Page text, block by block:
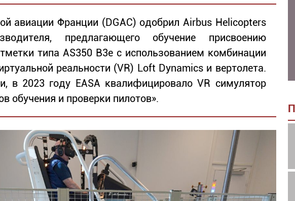
авиации Франции (DGAC) одобрил Airbus Helicopters
предлагающего обучение присвоению
типа AS350 B3e с использованием комбинации
реальности (VR) Loft Dynamics и вертолета.
в 2023 году EASA квалифицировало VR симулятор
обучения и проверки пилотов».